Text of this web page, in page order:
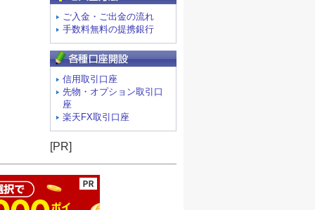
ご入金・ご出金の流れ
手数料無料の提携銀行
信用取引口座
先物・オプション取引口
座
楽天FX取引口座
[PR]